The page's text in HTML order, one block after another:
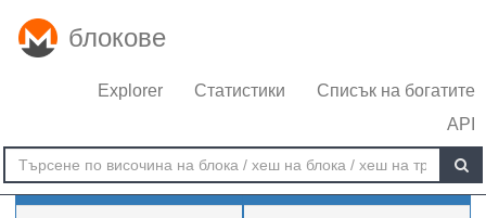
блокове
Explorer Статистики
Списък на богатите
API
Трудност височина